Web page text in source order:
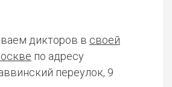
дикторов в своей
по адресу
переулок, 9